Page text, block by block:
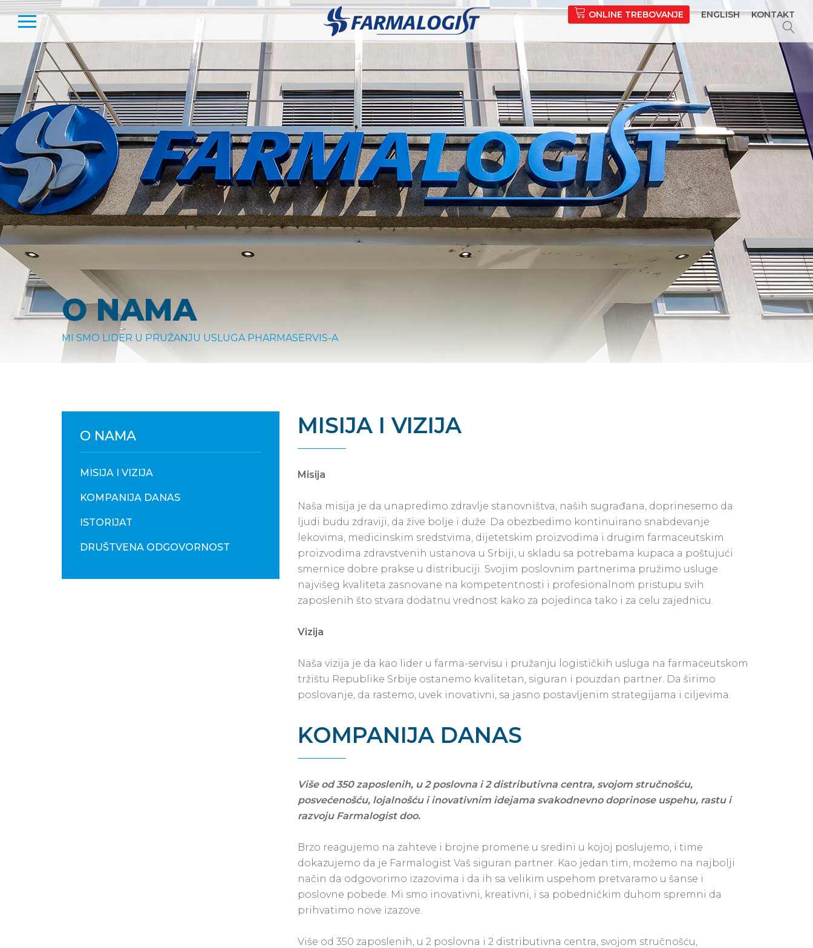
ONLINE TREBOVANJE ENGLISH KONTAKT
O NAMA
MI SMO LIDER U PRUŽANJU USLUGA PHARMASERVIS-A
O NAMA
MISIJA I VIZIJA
KOMPANIJA DANAS
ISTORIJAT
DRUŠTVENA ODGOVORNOST
MISIJA I VIZIJA
Misija
Naša misija je da unapredimo zdravlje stanovništva, naših sugrađana, doprinesemo da
ljudi budu zdraviji, da žive bolje i duže. Da obezbedimo kontinuirano snabdevanje
lekovima, medicinskim sredstvima, dijetetskim proizvodima i drugim farmaceutskim
proizvodima zdravstvenih ustanova u Srbiji, u skladu sa potrebama kupaca a poštujući
smernice dobre prakse u distribuciji. Svojim poslovnim partnerima pružimo usluge
najvišeg kvaliteta zasnovane na kompetentnosti i profesionalnom pristupu svih
zaposlenih što stvara dodatnu vrednost kako za pojedinca tako i za celu zajednicu.
Vizija
Naša vizija je da kao lider u farma-servisu i pružanju logističkih usluga na farmaceutskom
tržištu Republike Srbije ostanemo kvalitetan, siguran i pouzdan partner. Da širimo
poslovanje, da rastemo, uvek inovativni, sa jasno postavljenim strategijama i ciljevima.
KOMPANIJA DANAS
Više od 350 zaposlenih, u 2 poslovna i 2 distributivna centra, svojom stručnošću,
posvećenošću, lojalnošću i inovativnim idejama svakodnevno doprinose uspehu, rastu i
razvoju Farmalogist doo.
Brzo reagujemo na zahteve i brojne promene u sredini u kojoj poslujemo, i time
dokazujemo da je Farmalogist Vaš siguran partner. Kao jedan tim, možemo na najbolji
način da odgovorimo izazovima i da ih sa velikim uspehom pretvaramo u šanse i
poslovne pobede. Mi smo inovativni, kreativni, i sa pobedničkim duhom spremni da
prihvatimo nove izazove.
Više od 350 zaposlenih, u 2 poslovna i 2 distributivna centra, svojom stručnošću,